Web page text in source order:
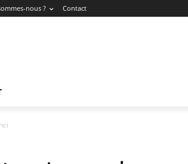
nous ? Contact